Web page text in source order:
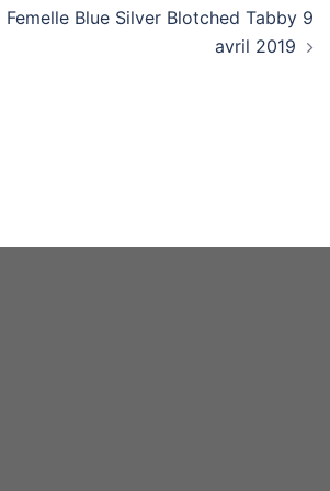
Femelle Blue Silver Blotched Tabby 9
avril 2019